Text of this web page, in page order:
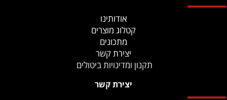
אודותינו
קטלוג מוצרים
מתכונים
יצירת קשר
תקנון ומדינויות ביטולים
יצירת קשר